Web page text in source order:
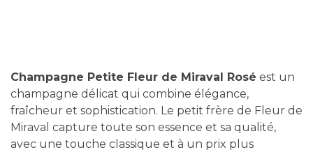
Champagne Petite Fleur de Miraval Rosé est un
champagne délicat qui combine élégance,
fraîcheur et sophistication. Le petit frère de Fleur de
Miraval capture toute son essence et sa qualité,
avec une touche classique et à un prix plus